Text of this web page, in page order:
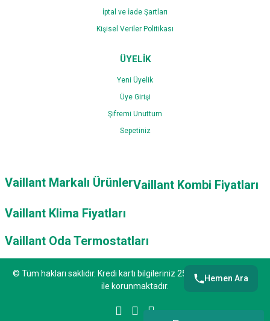
İptal ve İade Şartları
Kişisel Veriler Politikası
ÜYELİK
Yeni Üyelik
Üye Girişi
Şifremi Unuttum
Sepetiniz
Vaillant Markalı ÜrünlerVaillant Kombi Fiyatları
Vaillant Klima Fiyatları
Vaillant Oda Termostatları
Hemen Ara
© Tüm hakları saklıdır. Kredi kartı bilgileriniz 256bit SSL sertifikası
ile korunmaktadır.